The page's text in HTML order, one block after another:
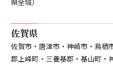
佐賀県
佐賀市・唐津市・神崎市・鳥栖
郡上峰町・三養基郡・基山町・